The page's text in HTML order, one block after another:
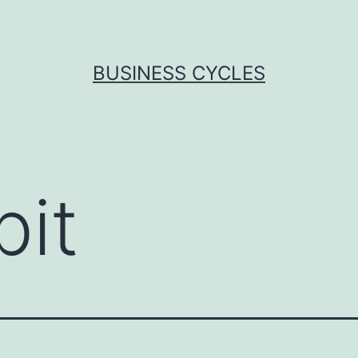
BUSINESS CYCLES